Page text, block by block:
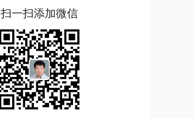
扫一扫添加微信